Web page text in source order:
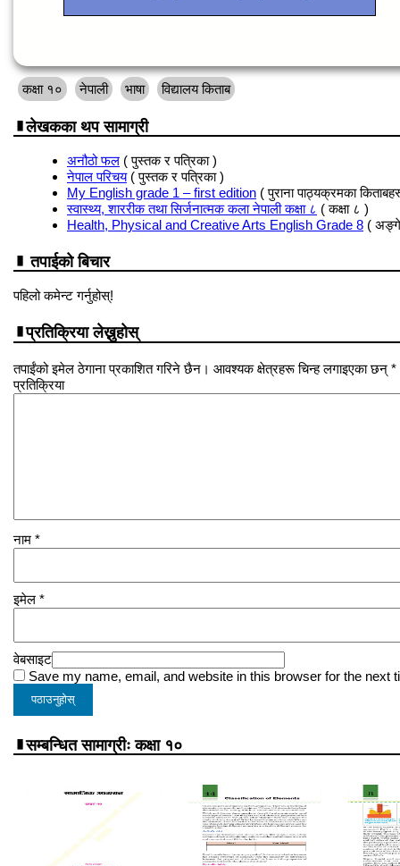
कक्षा १० नेपाली भाषा विद्यालय किताब
लेखकका थप सामाग्री
अनौठो फल ( पुस्तक र पत्रिका )
नेपाल परिचय( पुस्तक र पत्रिका )
My English grade 1 – first edition ( पुराना पाठ्यक्रमका
स्वास्थ्य, शाररीक तथा सिर्जनात्मक कला नेपाली कक्षा ८ ( कक्षा ८ )
Health, Physical and Creative Arts English Grade 8 (
तपाईको बिचार
पहिलो कमेन्ट गर्नुहोस्!
प्रतिक्रिया लेख्नुहोस्
तपाईंको इमेल ठेगाना प्रकाशित गरिने छैन। आवश्यक क्षेत्रहरू चिन्ह लगाइएका छन् *
प्रतिक्रिया
नाम *
इमेल *
वेबसाइट
Save my name, email, and website in this browser for the next
सम्बन्धित सामाग्रीः कक्षा १०